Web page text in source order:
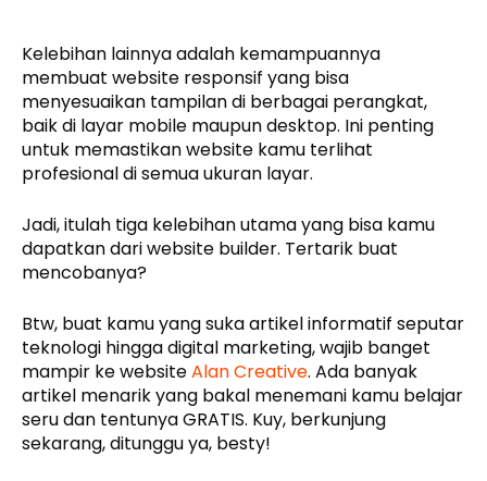
Kelebihan lainnya adalah kemampuannya
membuat website responsif yang bisa
menyesuaikan tampilan di berbagai perangkat,
baik di layar mobile maupun desktop. Ini penting
untuk memastikan website kamu terlihat
profesional di semua ukuran layar.
Jadi, itulah tiga kelebihan utama yang bisa kamu
dapatkan dari website builder. Tertarik buat
mencobanya?
Btw, buat kamu yang suka artikel informatif seputar
teknologi hingga digital marketing, wajib banget
mampir ke websiteAlan Creative. Ada banyak
artikel menarik yang bakal menemani kamu belajar
seru dan tentunya GRATIS. Kuy, berkunjung
sekarang, ditunggu ya, besty!